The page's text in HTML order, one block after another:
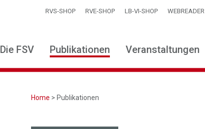
RVS-SHOP RVE-SHOP LB-VI-SHOP WEBREADER
Die FSV Publikationen Veranstaltungen
Home > Publikationen